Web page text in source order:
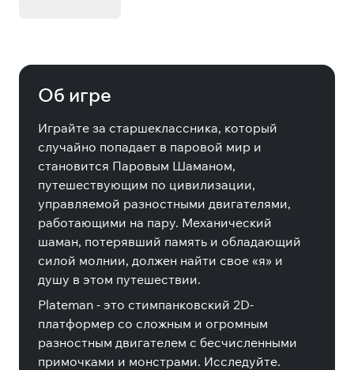
Об игре
Играйте за старшеклассника, который
случайно попадает в паровой мир и
становится Паровым Шаманом,
путешествующим по цивилизации,
управляемой разностными двигателями,
работающими на пару. Механический
шаман, потерявший память и обладающий
силой молнии, должен найти свое «я» и
душу в этом путешествии.
Plateman - это стимпанковский 2D-
платформер со сложным и огромным
разностным двигателем с бесчисленными
примочками и монстрами. Исследуйте.